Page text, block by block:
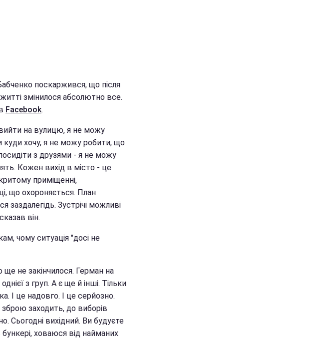
поскаржився, що після
змінилося абсолютно все.
Facebook.
на вулицю, я не можу
куди хочу, я не можу робити, що
з друзями - я не можу
Кожен вихід в місто - це
приміщенні,
що охороняється. План
заздалегідь. Зустрічі можливі
він.
чому ситуація "досі не
ще не закінчилося. Герман на
з груп. А є ще й інші. Тільки
І це надовго. І це серйозно.
заходить, до виборів
Сьогодні вихідний. Ви будуєте
ховаюся від найманих